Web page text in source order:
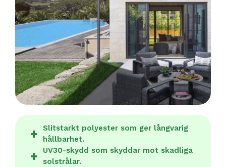
Slitstarkt polyester som ger långvarig
hållbarhet.
UV30-skydd som skyddar mot skadliga
solstrålar.